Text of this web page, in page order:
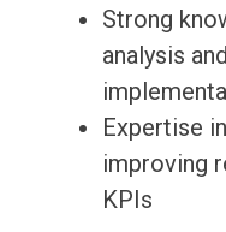
Strong
analysis
Expertise
improving
KPIs